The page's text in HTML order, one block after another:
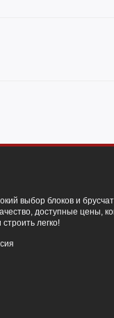
выбор блоков и
доступные цены,
легко!